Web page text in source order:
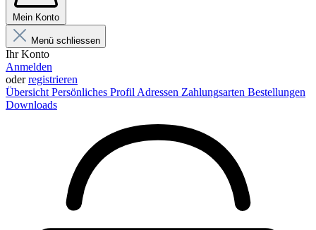
Mein Konto
Menü schliessen
Ihr Konto
Anmelden
oderregistrieren
Übersicht Persönliches Profil Adressen Zahlungsarten Bestellungen
Downloads